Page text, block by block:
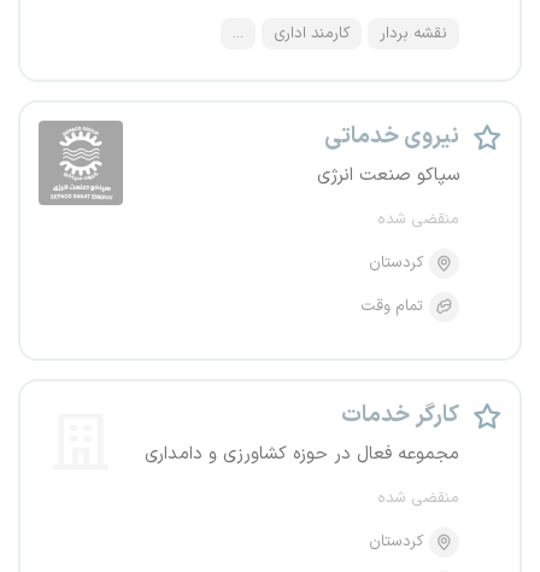
نقشه بردار کارمند اداری ...
نیروی خدماتی
سپاکو صنعت انرژی
منقضی شده
کردستان
تمام وقت
کارگر خدمات
مجموعه فعال در حوزه کشاورزی و دامداری
منقضی شده
کردستان